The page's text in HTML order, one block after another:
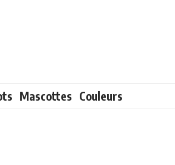
Mascottes Couleurs